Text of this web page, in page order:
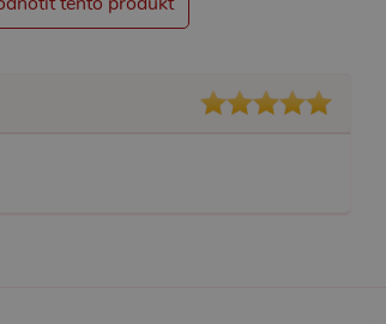
lepivosti s případy použití CORS po aktualizaci
další soubory cookie lepivosti pro každou z těchto funkcí